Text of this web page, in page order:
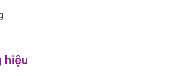
hiệu